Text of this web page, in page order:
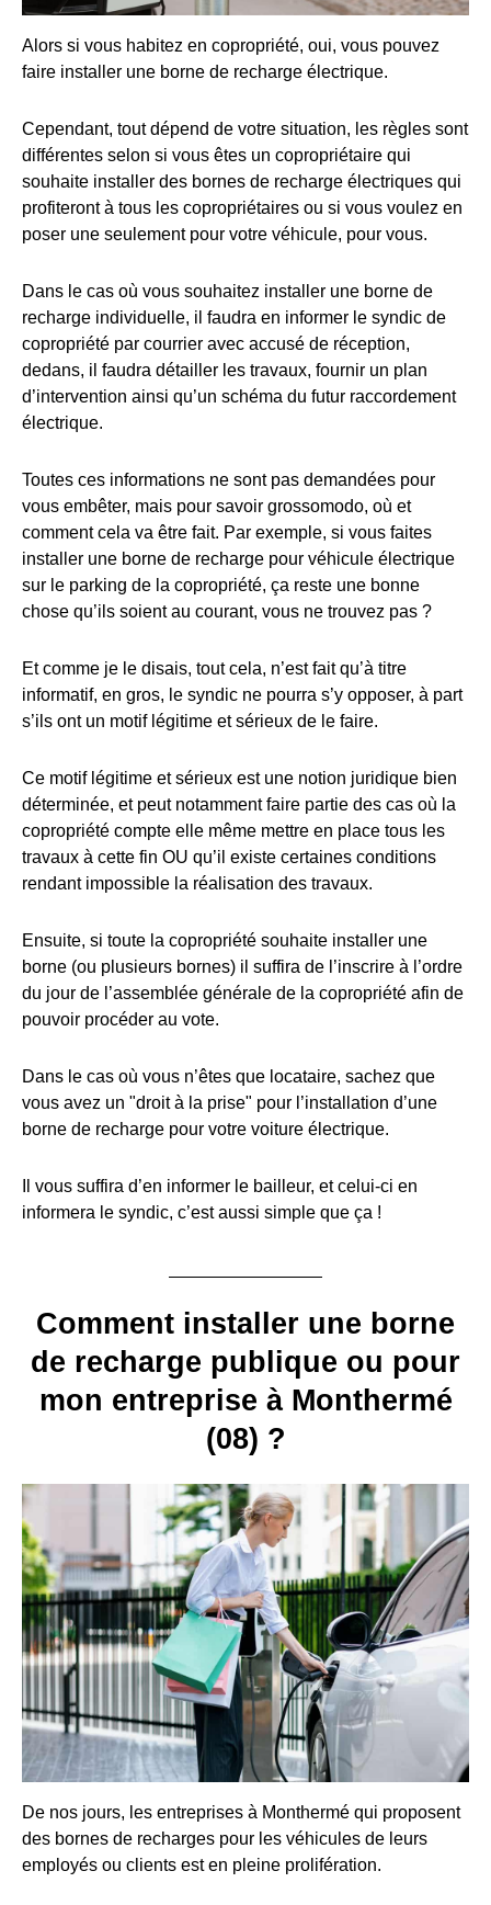
Alors si vous habitez en copropriété, oui, vous pouvez
faire installer une borne de recharge électrique.
Cependant, tout dépend de votre situation, les règles sont
différentes selon si vous êtes un copropriétaire qui
souhaite installer des bornes de recharge électriques qui
profiteront à tous les copropriétaires ou si vous voulez en
poser une seulement pour votre véhicule, pour vous.
Dans le cas où vous souhaitez installer une borne de
recharge individuelle, il faudra en informer le syndic de
copropriété par courrier avec accusé de réception,
dedans, il faudra détailler les travaux, fournir un plan
d’intervention ainsi qu’un schéma du futur raccordement
électrique.
Toutes ces informations ne sont pas demandées pour
vous embêter, mais pour savoir grossomodo, où et
comment cela va être fait. Par exemple, si vous faites
installer une borne de recharge pour véhicule électrique
sur le parking de la copropriété, ça reste une bonne
chose qu’ils soient au courant, vous ne trouvez pas ?
Et comme je le disais, tout cela, n’est fait qu’à titre
informatif, en gros, le syndic ne pourra s’y opposer, à part
s’ils ont un motif légitime et sérieux de le faire.
Ce motif légitime et sérieux est une notion juridique bien
déterminée, et peut notamment faire partie des cas où la
copropriété compte elle même mettre en place tous les
travaux à cette fin OU qu’il existe certaines conditions
rendant impossible la réalisation des travaux.
Ensuite, si toute la copropriété souhaite installer une
borne (ou plusieurs bornes) il suffira de l’inscrire à l’ordre
du jour de l’assemblée générale de la copropriété afin de
pouvoir procéder au vote.
Dans le cas où vous n’êtes que locataire, sachez que
vous avez un "droit à la prise" pour l’installation d’une
borne de recharge pour votre voiture électrique.
Il vous suffira d’en informer le bailleur, et celui-ci en
informera le syndic, c’est aussi simple que ça !
Comment installer une borne
de recharge publique ou pour
mon entreprise à Monthermé
(08) ?
De nos jours, les entreprises à Monthermé qui proposent
des bornes de recharges pour les véhicules de leurs
employés ou clients est en pleine prolifération.